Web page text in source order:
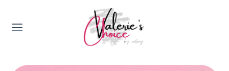
Valerie's Topics
Travel & Culture